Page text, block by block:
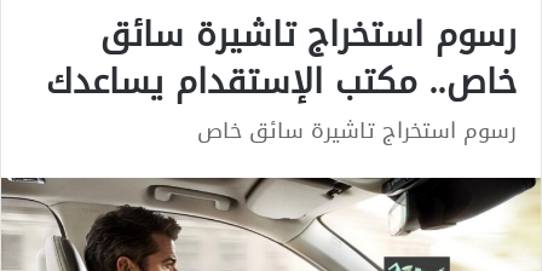
رسوم استخراج تاشيرة سائق
خاص.. مكتب الإستقدام يساعدك
رسوم استخراج تاشيرة سائق خاص